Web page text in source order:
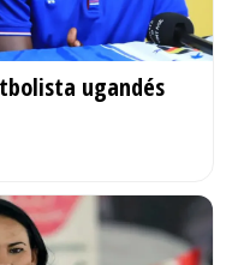
ugandés